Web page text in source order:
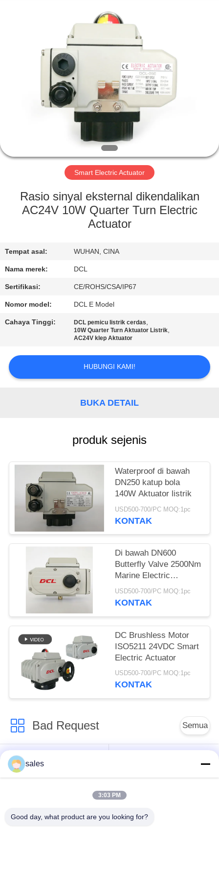
RUMAH
PRODUK
TENTANG
TUR
KONTROL
KUALITAS
HUBUNGI
KAMI
PENAWARAN
SITEMAP
PRIVACY
POLICY
Smart Electric Actuator
Rasio sinyal eksternal dikendalikan
AC24V 10W Quarter Turn Electric
Actuator
Tempat asal: WUHAN, CINA
Nama merek: DCL
Sertifikasi: CE/ROHS/CSA/IP67
Nomor model: DCL E Model
Cahaya Tinggi: DCL pemicu listrik cerdas,
10W Quarter Turn Aktuator Listrik,
AC24V klep Aktuator
HUBUNGI KAMI!
BUKA DETAIL
produk sejenis
Waterproof di bawah
DN250 katup bola
140W Aktuator listrik
USD500-700/PC MOQ:1pc
KONTAK
Di bawah DN600
Butterfly Valve 2500Nm
Marine Electric
Actuator
USD500-700/PC MOQ:1pc
KONTAK
DC Brushless Motor
ISO5211 24VDC Smart
Electric Actuator
USD500-700/PC MOQ:1pc
KONTAK
Bad Request Semua
Aktuator seperempat
putaran
Smart Electric
sales
3:03 PM
Good day, what product are you looking for?